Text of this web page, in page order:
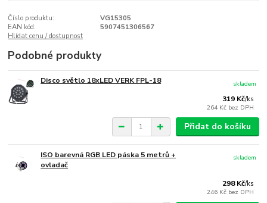
Číslo produktu:
VG15305
EAN kód:
5907451306567
Hlídat cenu / dostupnost
Podobné produkty
Disco světlo 18xLED VERK FPL-18
319 Kč/ks
264 Kč bez DPH
skladem
Přidat do košíku
ISO barevná RGB LED páska 5 metrů +
ovladač
298 Kč/ks
246 Kč bez DPH
skladem